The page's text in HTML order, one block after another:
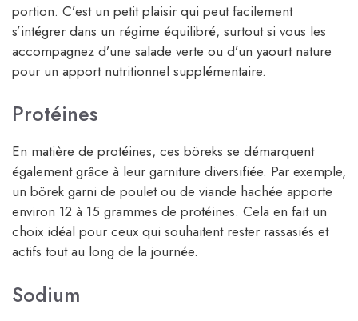
portion. C’est un petit plaisir qui peut facilement
s’intégrer dans un régime équilibré, surtout si vous les
accompagnez d’une salade verte ou d’un yaourt nature
pour un apport nutritionnel supplémentaire.
Protéines
En matière de protéines, ces böreks se démarquent
également grâce à leur garniture diversifiée. Par exemple,
un börek garni de poulet ou de viande hachée apporte
environ 12 à 15 grammes de protéines. Cela en fait un
choix idéal pour ceux qui souhaitent rester rassasiés et
actifs tout au long de la journée.
Sodium